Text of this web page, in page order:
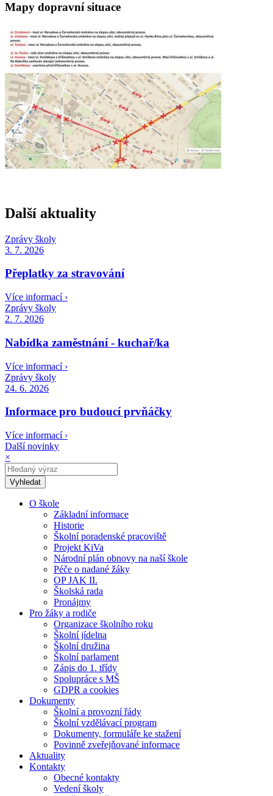
Mapy dopravní situace
Další aktuality
Zprávy školy
3. 7. 2026
Přeplatky za stravování
Více informací ›
Zprávy školy
2. 7. 2026
Nabídka zaměstnání - kuchař/ka
Více informací ›
Zprávy školy
24. 6. 2026
Informace pro budoucí prvňáčky
Více informací ›
Další novinky
×
O škole
Základní informace
Historie
Školní poradenské pracoviště
Projekt KiVa
Národní plán obnovy na naší škole
Péče o nadané žáky
OP JAK II.
Školská rada
Pronájmy
Pro žáky a rodiče
Organizace školního roku
Školní jídelna
Školní družina
Školní parlament
Zápis do 1. třídy
Spolupráce s MŠ
GDPR a cookies
Dokumenty
Školní a provozní řády
Školní vzdělávací program
Dokumenty, formuláře ke stažení
Povinně zveřejňované informace
Aktuality
Kontakty
Obecné kontakty
Vedení školy